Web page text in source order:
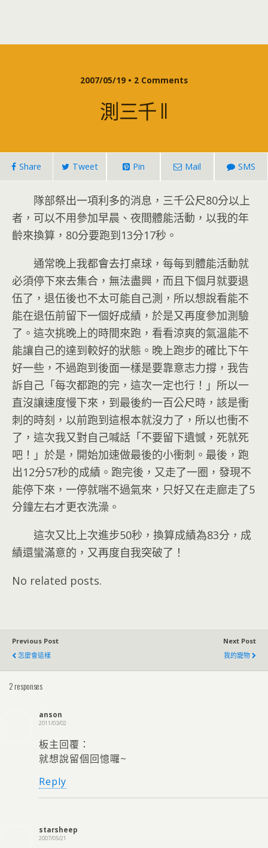
2007/05/19 • 2 Comments
測三千 II
Share Tweet Pin Mail SMS
隊部祭出一項利多的消息，三千公尺80分以上
者，可以不用參加早晨、夜間體能活動，以我的年
齡來換算，80分要跑到13分17秒。
通常晚上我都會去打桌球，每每到體能活動就
必須停下來去集合，無法盡興，而且下個月就要退
伍了，退伍後也不太可能自己測，所以想說看能不
能在退伍前留下一個好成績，於是又再度參加測驗
了。這次挑晚上的時間來跑，看看涼爽的氣溫能不
能讓自己的達到較好的狀態。晚上跑步的確比下午
好一些，不過跑到後面一樣是要靠意志力撐，我告
訴自己「每次都跑的完，這次一定也行！」所以一
直沒讓速度慢下來，到最後約一百公尺時，該是衝
刺的時刻，以前跑到這根本就沒力了，所以也衝不
了，這次我又對自己喊話「不要留下遺憾，死就死
吧！」於是，開始加速做最後的小衝刺。最後，跑
出12分57秒的成績。跑完後，又走了一圈，發現不
能停下來，一停就喘不過氣來，只好又在走廊走了5
分鐘左右才更衣洗澡。
這次又比上次進步50秒，換算成績為83分，成
績還蠻滿意的，又再度自我突破了！
No related posts.
Previous Post
怎麼會這樣
Next Post
我的寵物
2 responses
anson
2011/03/02
板主回覆：
就想說留個回憶囉~
Reply
starsheep
2007/05/21